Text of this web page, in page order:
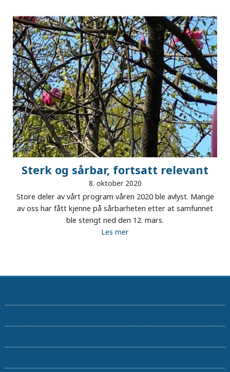
Sterk og sårbar, fortsatt relevant
8. oktober 2020
Store deler av vårt program våren 2020 ble avlyst. Mange
av oss har fått kjenne på sårbarheten etter at samfunnet
ble stengt ned den 12. mars.
Les mer